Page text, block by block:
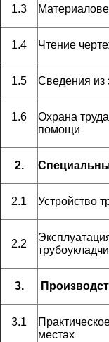
1.3
1.4 Чтение
1.5 Сведения из
1.6
Охрана
помощи
2.
2.1 Устройство
2.2
3.
3.1
местах